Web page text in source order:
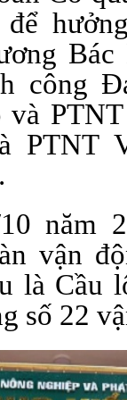
công
và
PTNT
năm
vận
là Cầu
số 22